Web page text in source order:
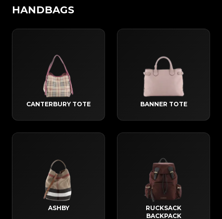
HANDBAGS
CANTERBURY TOTE BANNER TOTE
ASHBY
RUCKSACK
BACKPACK